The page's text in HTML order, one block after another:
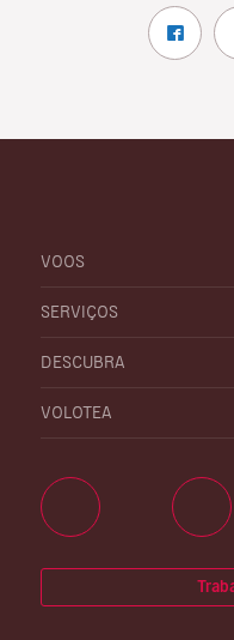
VOOS
SERVIÇOS
DESCUBRA
VOLOTEA